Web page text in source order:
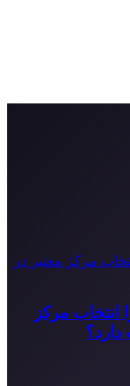
انتخاب مرکز